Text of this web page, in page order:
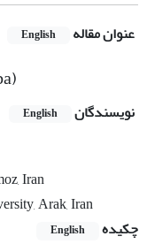
عنوان مقاله English
نویسندگان English
Iran
Arak, Iran
چکیده
English